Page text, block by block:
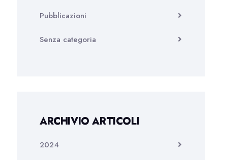
Pubblicazioni
Senza categoria
ARCHIVIO ARTICOLI
2024